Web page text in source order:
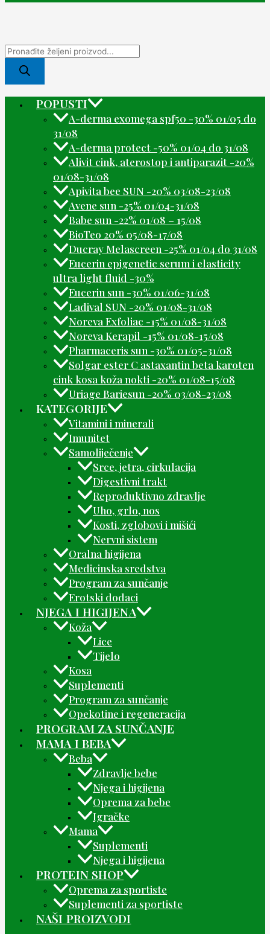
POPUSTI
A-derma exomega spf50 -30% 01/05 do
31/08
A-derma protect -50% 01/04 do 31/08
Alivit cink, aterostop i antiparazit -20%
01/08-31/08
Apivita bee SUN -20% 03/08-23/08
Avene sun -25% 01/04-31/08
Babe sun -22% 01/08 – 15/08
BioTeo 20% 05/08-17/08
Ducray Melascreen -25% 01/04 do 31/08
Eucerin epigenetic serum i elasticity
ultra light fluid -30%
Eucerin sun -30% 01/06-31/08
Ladival SUN -20% 01/08-31/08
Noreva Exfoliac -15% 01/08-31/08
Noreva Kerapil -15% 01/08-15/08
Pharmaceris sun -30% 01/05-31/08
Solgar ester C astaxantin beta karoten
cink kosa koža nokti -20% 01/08-15/08
Uriage Bariesun -20% 03/08-23/08
KATEGORIJE
Vitamini i minerali
Imunitet
Samoliječenje
Srce, jetra, cirkulacija
Digestivni trakt
Reproduktivno zdravlje
Uho, grlo, nos
Kosti, zglobovi i mišići
Nervni sistem
Oralna higijena
Medicinska sredstva
Program za sunčanje
Erotski dodaci
NJEGA I HIGIJENA
Koža
Lice
Tijelo
Kosa
Suplementi
Program za sunčanje
Opekotine i regeneracija
PROGRAM ZA SUNČANJE
MAMA I BEBA
Beba
Zdravlje bebe
Njega i higijena
Oprema za bebe
Igračke
Mama
Suplementi
Njega i higijena
PROTEIN SHOP
Oprema za sportiste
Suplementi za sportiste
NAŠI PROIZVODI